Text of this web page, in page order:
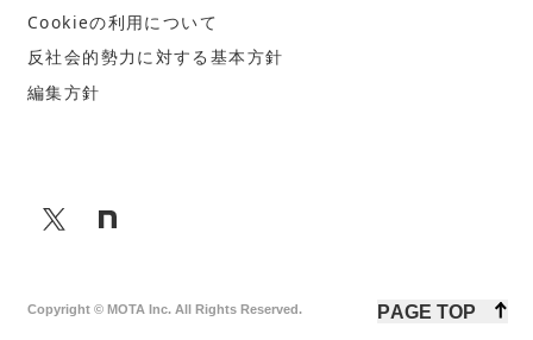
Cookieの利 用に ついて
反社会的勢力 に対する 基本方針
編集方針
PAGE TOP
Copyright © MOTA Inc. All Rights Reserved.